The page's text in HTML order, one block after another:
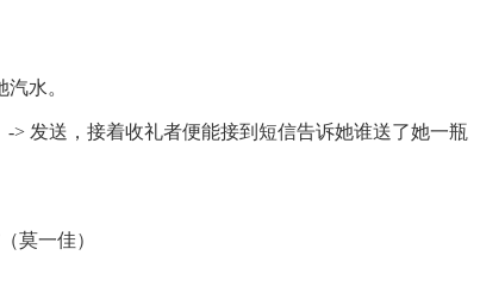
水。
> 发送，接着收礼者便能接到短信告诉她谁送了她一瓶
莫一佳）